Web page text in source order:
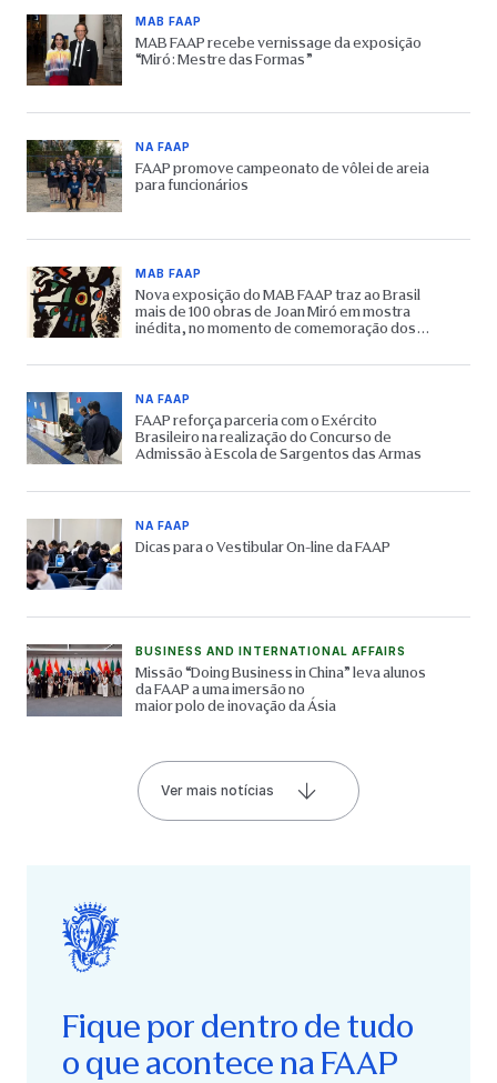
MAB FAAP
MAB FAAP recebe vernissage da exposição
“Miró: Mestre das Formas”
NA FAAP
FAAP promove campeonato de vôlei de areia
para funcionários
MAB FAAP
Nova exposição do MAB FAAP traz ao Brasil
mais de 100 obras de Joan Miró em mostra
inédita, no momento de comemoração dos
NA FAAP
FAAP reforça parceria com o Exército
Brasileiro na realização do Concurso de
Admissão à Escola de Sargentos das Armas
NA FAAP
Dicas para o Vestibular On-line da FAAP
BUSINESS AND INTERNATIONAL AFFAIRS
Missão “Doing Business in China” leva alunos
da FAAP a uma imersão no
maior polo de inovação da Ásia
Ver mais notícias
Fique por dentro de tudo
o que acontece na FAAP